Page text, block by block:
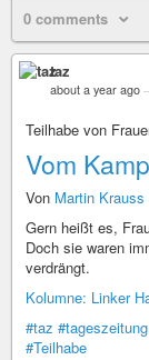
0 comments
taz
about a year ago –
Teilhabe von
Vom
Von Martin Krauss
Gern heißt es,
Doch sie waren
verdrängt.
Kolumne: Linker
#taz #tageszeitung
#Teilhabe